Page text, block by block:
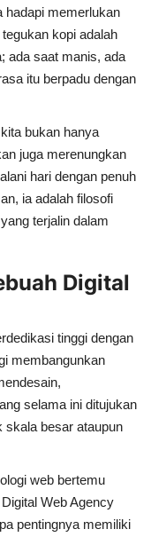
hadapi memerlukan
kopi adalah
ada saat manis, ada
itu berpadu dengan
bukan hanya
juga merenungkan
hari dengan penuh
ia adalah filosofi
terjalin dalam
Digital
tinggi dengan
membangunkan
selama ini ditujukan
skala besar ataupun
web bertemu
Web Agency
pentingnya memiliki